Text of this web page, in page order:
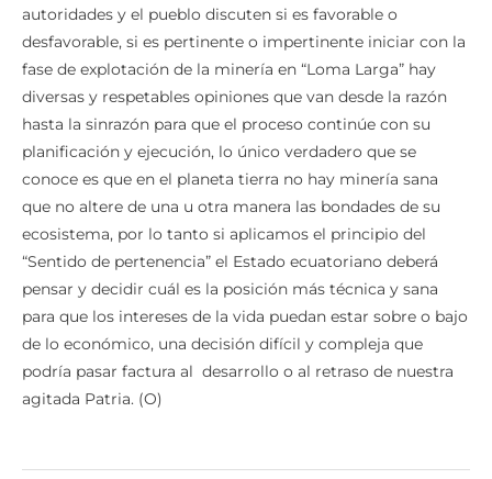
autoridades y el pueblo discuten si es favorable o
desfavorable, si es pertinente o impertinente iniciar con la
fase de explotación de la minería en “Loma Larga” hay
diversas y respetables opiniones que van desde la razón
hasta la sinrazón para que el proceso continúe con su
planificación y ejecución, lo único verdadero que se
conoce es que en el planeta tierra no hay minería sana
que no altere de una u otra manera las bondades de su
ecosistema, por lo tanto si aplicamos el principio del
“Sentido de pertenencia” el Estado ecuatoriano deberá
pensar y decidir cuál es la posición más técnica y sana
para que los intereses de la vida puedan estar sobre o bajo
de lo económico, una decisión difícil y compleja que
podría pasar factura al desarrollo o al retraso de nuestra
agitada Patria. (O)